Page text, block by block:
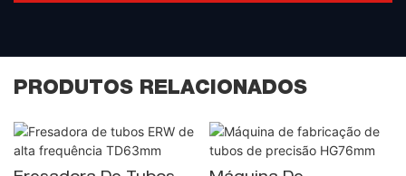
PRODUTOS RELACIONADOS